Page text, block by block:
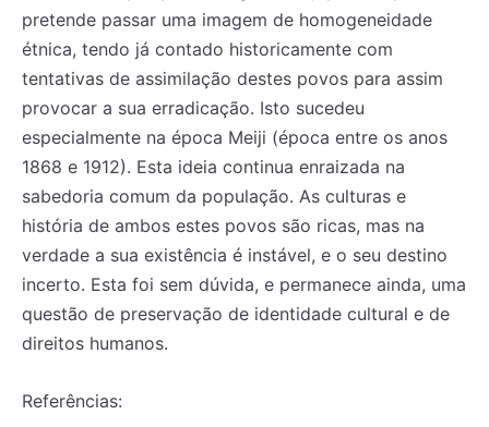
pretende passar uma imagem de homogeneidade
étnica, tendo já contado historicamente com
tentativas de assimilação destes povos para assim
provocar a sua erradicação. Isto sucedeu
especialmente na época Meiji (época entre os anos
1868 e 1912). Esta ideia continua enraizada na
sabedoria comum da população. As culturas e
história de ambos estes povos são ricas, mas na
verdade a sua existência é instável, e o seu destino
incerto. Esta foi sem dúvida, e permanece ainda, uma
questão de preservação de identidade cultural e de
direitos humanos.
Referências: